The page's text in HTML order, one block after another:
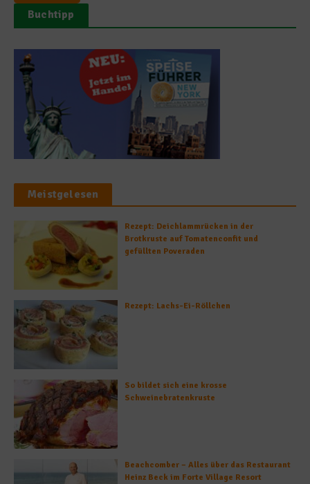
Buchtipp
Meistgelesen
Rezept: Deichlammrücken in der
Brotkruste auf Tomatenconfit und
gefüllten Poveraden
Rezept: Lachs-Ei-Röllchen
So bildet sich eine krosse
Schweinebratenkruste
Beachcomber – Alles über das Restaurant
Heinz Beck im Forte Village Resort